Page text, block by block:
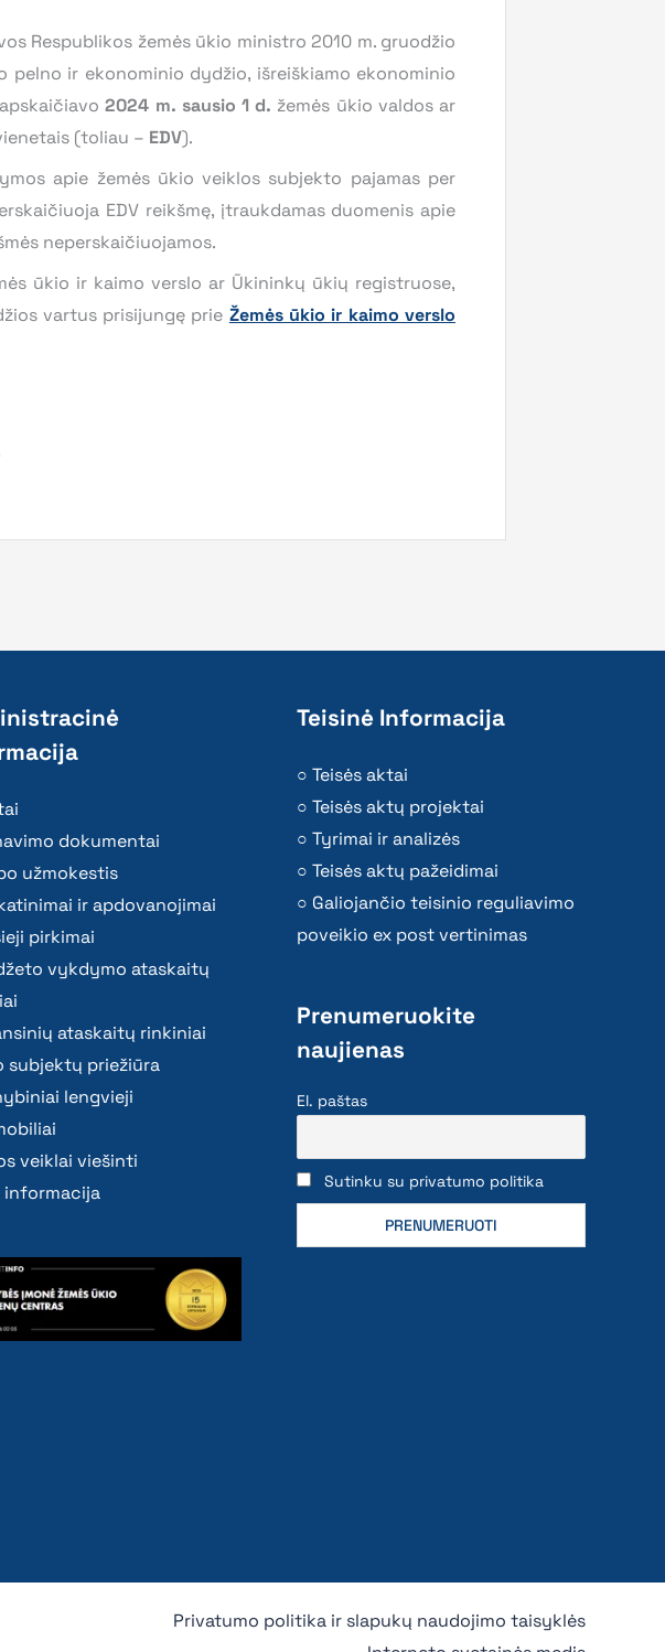
Respublikos žemės ūkio ministro 2010 m. gruodžio
pelno ir ekonominio dydžio, išreiškiamo ekonominio
2024 m. sausio 1 d. žemės ūkio valdos ar
(toliau – EDV).
apie žemės ūkio veiklos subjekto pajamas per
EDV reikšmę, įtraukdamas duomenis apie
neperskaičiuojamos.
ūkio ir kaimo verslo ar Ūkininkų ūkių registruose,
vartus prisijungę prie Žemės ūkio ir kaimo verslo
dokumentai
užmokestis
ir apdovanojimai
pirkimai
vykdymo ataskaitų
ataskaitų rinkiniai
subjektų priežiūra
lengvieji
veiklai viešinti
informacija
Teisinė Informacija
Teisės aktai
Teisės aktų projektai
Tyrimai ir analizės
Teisės aktų pažeidimai
Galiojančio teisinio reguliavimo
poveikio ex post vertinimas
Prenumeruokite
naujienas
El. paštas
Sutinku su privatumo politika
Privatumo politika ir slapukų naudojimo taisyklės